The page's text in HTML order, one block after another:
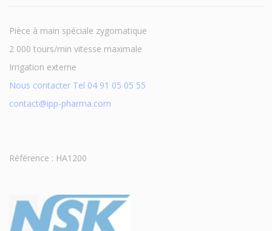
Pièce à main spéciale zygomatique
2 000 tours/min vitesse maximale
Irrigation externe
Nous contacter Tel 04 91 05 05 55
contact@ipp-pharma.com
Référence : HA1200